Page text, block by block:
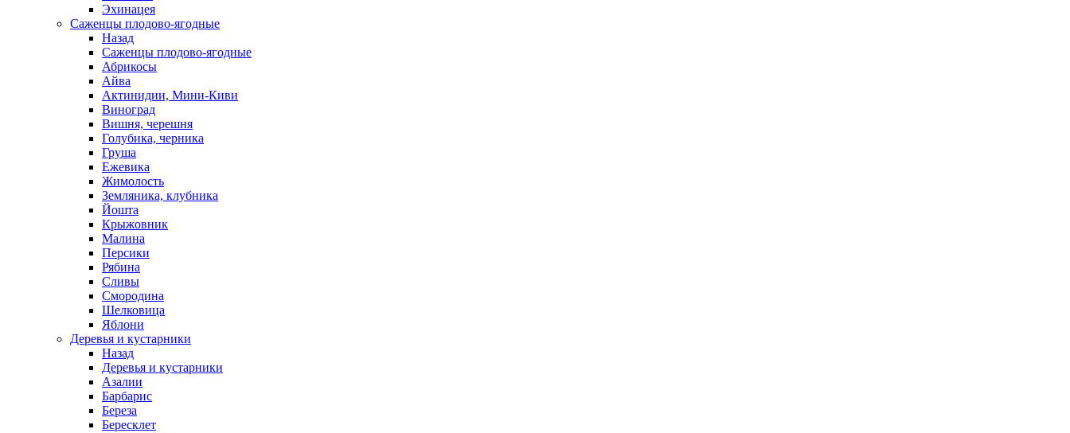
Эхинацея
Саженцы плодово-ягодные
Назад
Саженцы плодово-ягодные
Абрикосы
Айва
Актинидии, Мини-Киви
Виноград
Вишня, черешня
Голубика, черника
Груша
Ежевика
Жимолость
Земляника, клубника
Йошта
Крыжовник
Малина
Персики
Рябина
Сливы
Смородина
Шелковица
Яблони
Деревья и кустарники
Назад
Деревья и кустарники
Азалии
Барбарис
Береза
Бересклет